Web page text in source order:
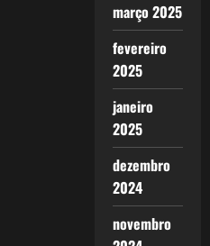
março 2025
fevereiro
2025
janeiro
2025
dezembro
2024
novembro